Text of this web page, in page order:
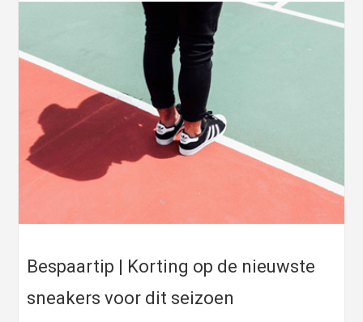
Bespaartip | Korting op de nieuwste
sneakers voor dit seizoen